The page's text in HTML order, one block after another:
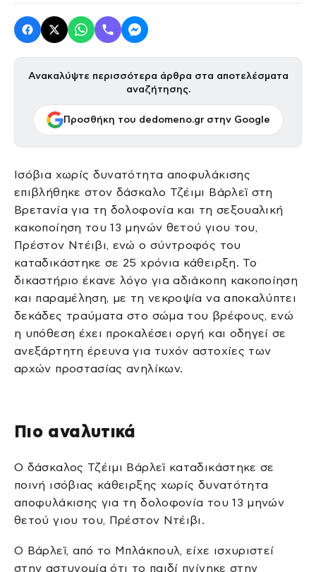
Ανακαλύψτε περισσότερα άρθρα στα αποτελέσματα
αναζήτησης.
Προσθήκη του dedomeno.gr στην Google
Ισόβια χωρίς δυνατότητα αποφυλάκισης
επιβλήθηκε στον δάσκαλο Τζέιμι Βάρλεϊ στη
Βρετανία για τη δολοφονία και τη σεξουαλική
κακοποίηση του 13 μηνών θετού γιου του,
Πρέστον Ντέιβι, ενώ ο σύντροφός του
καταδικάστηκε σε 25 χρόνια κάθειρξη. Το
δικαστήριο έκανε λόγο για αδιάκοπη κακοποίηση
και παραμέληση, με τη νεκροψία να αποκαλύπτει
δεκάδες τραύματα στο σώμα του βρέφους, ενώ
η υπόθεση έχει προκαλέσει οργή και οδηγεί σε
ανεξάρτητη έρευνα για τυχόν αστοχίες των
αρχών προστασίας ανηλίκων.
Πιο αναλυτικά
Ο δάσκαλος Τζέιμι Βάρλεϊ καταδικάστηκε σε
ποινή ισόβιας κάθειρξης χωρίς δυνατότητα
αποφυλάκισης για τη δολοφονία του 13 μηνών
θετού γιου του, Πρέστον Ντέιβι.
Ο Βάρλεϊ, από το Μπλάκπουλ, είχε ισχυριστεί
στην αστυνομία ότι το παιδί πνίγηκε στην